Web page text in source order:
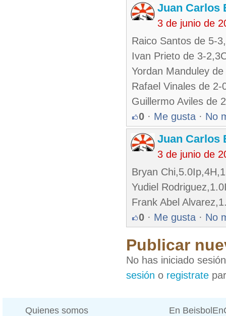
Juan Carlos
3 de junio de
Raico Santos de 5-
Ivan Prieto de 3-
Yordan Manduley
Rafael Vinales de 2-
Guillermo Aviles de
0 · Me gusta · No
Juan Carlos
3 de junio de
Bryan
Yudiel
Frank Abel
0 · Me gusta · No
Publicar
No has iniciado
sesión o registrate
Quienes somos En